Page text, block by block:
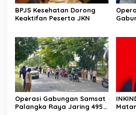
BPJS Kesehatan Dorong
Keaktifan Peserta JKN
Operasi Gabungan Samsat
Palangka Raya Jaring 495